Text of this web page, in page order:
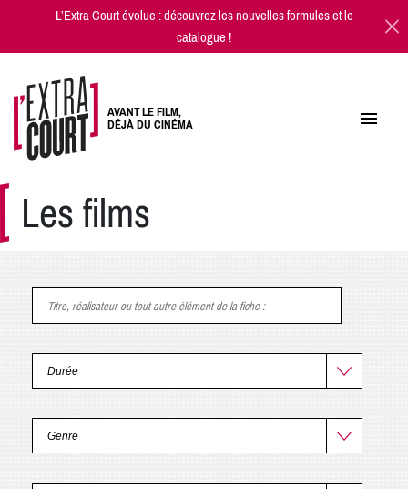
L’Extra Court évolue : découvrez lesnouvelles formulesetle
catalogue!
AVANT LE FILM,
DÉJÀ DU CINÉMA
Les films
Titre, réalisateur ou tout autre élément de la fiche: